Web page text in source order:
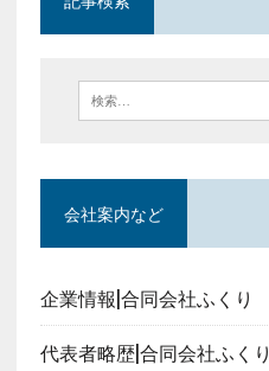
会社案内など
企業情報|合同会社ふくり
代表者略歴|合同会社ふくり